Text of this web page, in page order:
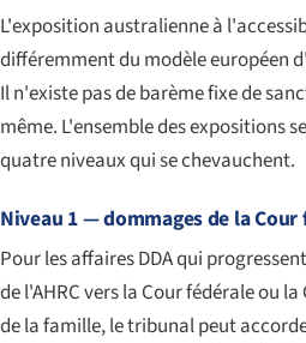
L'exposition australienne à
différemment du modèle européen
Il n'existe pas de barème fixe de
même. L'ensemble des expositions
quatre niveaux qui se chevauchent.
Niveau 1 — dommages de la
Pour les affaires DDA qui
de l'AHRC vers la Cour fédérale ou
de la famille, le tribunal peut